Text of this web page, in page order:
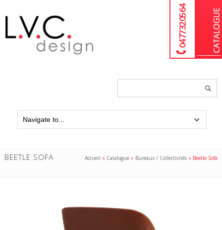
04 77 32 05 64
BEETLE SOFA Accueil » Catalogue » Bureaux / Collectivités » Beetle Sofa